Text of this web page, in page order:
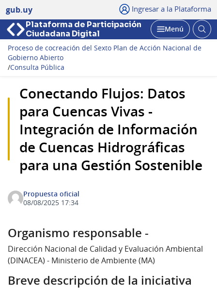
gub.uy Ingresar a la Plataforma
Plataforma de Participación
Ciudadana Digital
Abrir
Menú
Proceso de cocreación del Sexto Plan de Acción Nacional de
Gobierno Abierto
/Consulta Pública
Conectando Flujos: Datos
para Cuencas Vivas -
Integración de Información
de Cuencas Hidrográficas
para una Gestión Sostenible
Propuesta oficial
08/08/2025 17:34
Organismo responsable -
Dirección Nacional de Calidad y Evaluación Ambiental
(DINACEA) - Ministerio de Ambiente (MA)
Breve descripción de la iniciativa